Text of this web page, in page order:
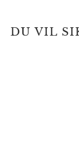
DU VIL